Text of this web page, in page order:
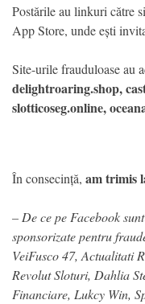
Postările au linkuri către
App Store, unde ești
Site-urile frauduloase au
delightroaring.shop,
slotticoseg.online,
În consecință, am trimis
– De ce pe Facebook
sponsorizate pentru
VeiFusco 47, Actualitati
Revolut Sloturi, Dahlia
Financiare, Lukcy Win,